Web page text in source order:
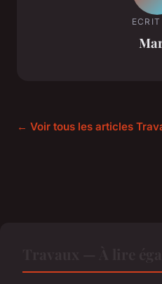
ECRIT
← Voir tous les articles